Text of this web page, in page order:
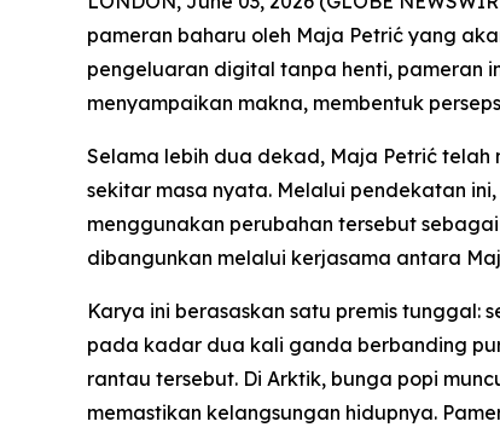
pameran baharu oleh Maja Petrić yang
pengeluaran digital tanpa henti, pameran
menyampaikan makna, membentuk
Selama lebih dua dekad, Maja Petrić
sekitar masa nyata. Melalui pendekatan
menggunakan perubahan tersebut
dibangunkan melalui kerjasama antara
Karya ini berasaskan satu premis tunggal:
pada kadar dua kali ganda berbanding
rantau tersebut. Di Arktik, bunga popi
memastikan kelangsungan hidupnya.